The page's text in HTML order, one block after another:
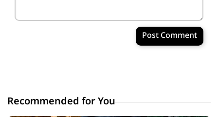
Post Comment
Recommended for You